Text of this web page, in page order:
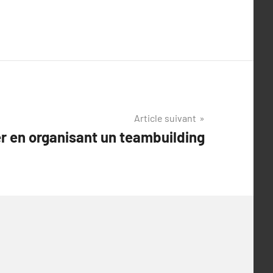
Article suivant
en organisant un teambuilding